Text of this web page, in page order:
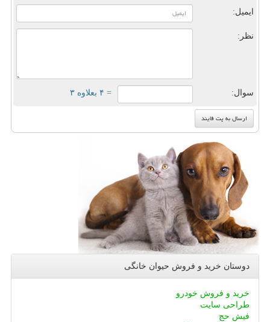
ایمیل:
نظر:
سوال: = ۴ بعلاوه ۳
دوستان خرید و فروش حیوان خانگی
خرید و فروش خودرو
طراحی سایت
فیش حج